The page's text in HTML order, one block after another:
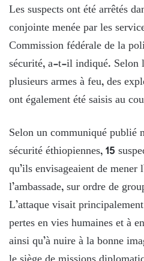
Les suspects ont été arrêtés
conjointe menée par les
Commission fédérale de la
sécurité, a-t-il indiqué. Selon
plusieurs armes à feu, des
ont également été saisis au
Selon un communiqué publié
sécurité éthiopiennes, 15
qu’ils envisageaient de mener
l’ambassade, sur ordre de
L’attaque visait
pertes en vies humaines et à
ainsi qu’à nuire à la bonne